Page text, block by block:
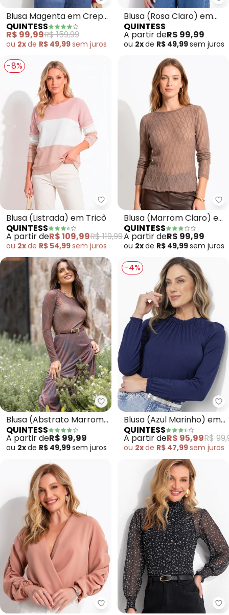
Quintess - Blusa Magenta em
Blusa Magenta em Crepe
com Manga Flare e Faixa
para Amarração
QUINTESS
R$ 99,99R$ 159,99
ou 2xde R$ 49,99sem juros
Blusa (Rosa Claro) em
Tule
QUINTESS
A partir deR$ 99,99
ou 2xde R$ 49,99sem juros
-8%
Quintess - Blusa (Listrada) em
Blusa (Listrada) em Tricô
QUINTESS
A partir deR$ 109,99R$ 119,99
ou 2xde R$ 54,99sem juros
Blusa (Marrom Claro) em
Malha Texturizada
QUINTESS
A partir deR$ 99,99
ou 2xde R$ 49,99sem juros
Quintess - Blusa (Abstrato
Blusa (Abstrato Marrom)
em Tule
QUINTESS
A partir deR$ 99,99
ou 2xde R$ 49,99sem juros
-4%
Blusa (Azul Marinho) em
Malha de Viscose
QUINTESS
A partir deR$ 95,99R$
ou 2xde R$ 47,99sem juros
Quintess - Blusa Nude em